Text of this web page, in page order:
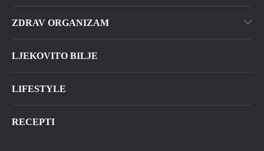
ZDRAV ORGANIZAM
LJEKOVITO BILJE
LIFESTYLE
RECEPTI